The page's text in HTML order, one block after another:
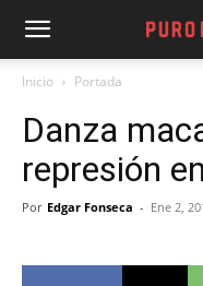
Inicio Portada
Danza
represión
Por Edgar Fonseca - Ene 2,